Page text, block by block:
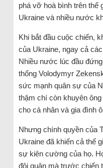
phá vỡ hoà bình trên thế
Ukraine và nhiều nước
Khi bắt đầu cuộc chiến,
của Ukraine, ngay cả
Nhiều nước lúc đầu
thống Volodymyr
sức mạnh quân sự của
thậm chí còn khuyên
cho cá nhân và gia đình
Nhưng chính quyền của
Ukraine đã khiến cả thế
sự kiên cường của họ.
đội quân mà trước chiến